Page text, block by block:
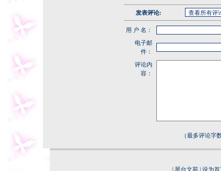
发表评论:
用 户 名：
电子邮
件：
评论内
容：
（最多评论字
琴台文苑 设为